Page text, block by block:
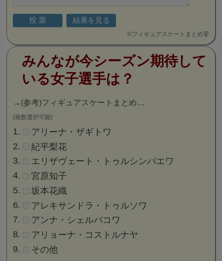
©フィギュアスケートまとめ零
みんなが今シーズン期待して
いる女子選手は？
→ (参考)フィギュアスケートまとめ…
(複数選択可能)
アリーナ・ザギトワ
紀平梨花
エリザヴェート・トゥルシンバエワ
宮原知子
坂本花織
アレキサンドラ・トゥルソワ
アンナ・シェルバコワ
アリョーナ・コストルナヤ
その他